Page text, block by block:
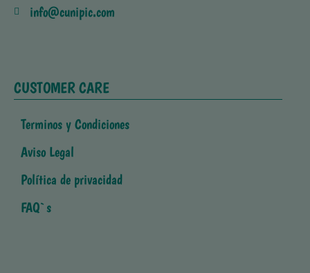
info@cunipic.com
CUSTOMER CARE
Terminos y Condiciones
Aviso Legal
Política de privacidad
FAQ`s